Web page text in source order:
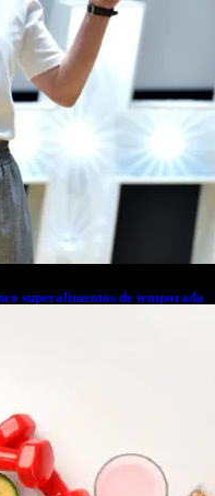
superalimentos de temporada